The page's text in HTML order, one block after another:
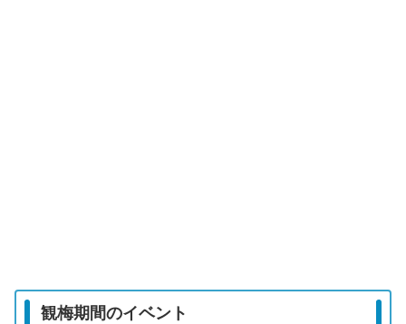
観梅期間のイベント